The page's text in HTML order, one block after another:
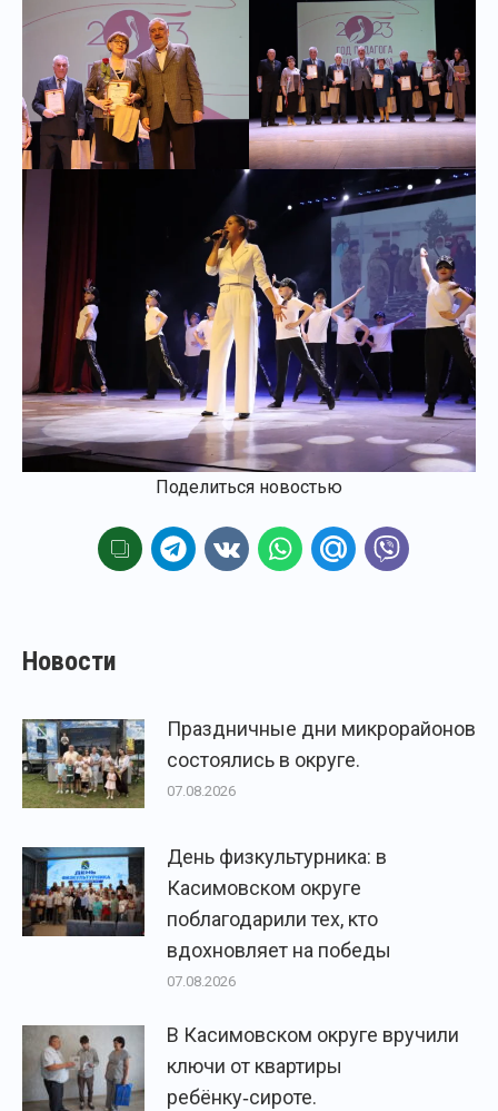
Поделиться новостью
Новости
Праздничные дни микрорайонов
состоялись в округе.
07.08.2026
День физкультурника: в
Касимовском округе
поблагодарили тех, кто
вдохновляет на победы
07.08.2026
В Касимовском округе вручили
ключи от квартиры
ребёнку‑сироте.